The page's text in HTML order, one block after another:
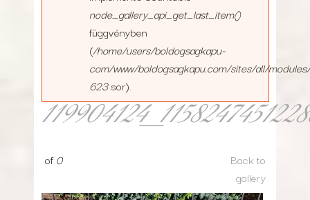
node_gallery_api_get_last_item()
függvényben
(/home/users/boldogsagkapu-
com/www/boldogsagkapu.com/sites/all/
623sor).
of0
Back to
gallery